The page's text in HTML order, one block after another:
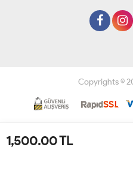
1,500.00TL
Copyrights ©
Geliştir -